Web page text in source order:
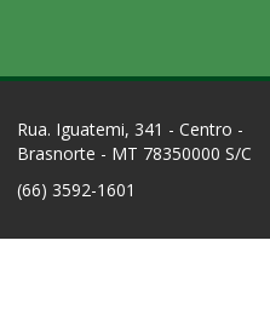
Rua. Iguatemi, 341 - Centro -
Brasnorte - MT 78350000 S/C
(66) 3592-1601